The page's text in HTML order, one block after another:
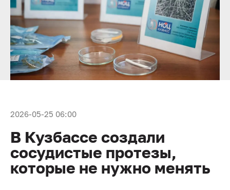
2026-05-25 06:00
В Кузбассе создали
сосудистые протезы,
которые не нужно менять